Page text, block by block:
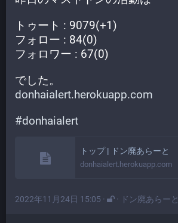
トゥート : 9079(+1)
フォロー : 84(0)
フォロワー : 67(0)
でした。
donhaialert.herokuapp.com
#donhaialert
トップ | ドン廃あらーと
donhaialert.herokuapp.com
2022年11月24日 15:05 · · ドン廃あらーと